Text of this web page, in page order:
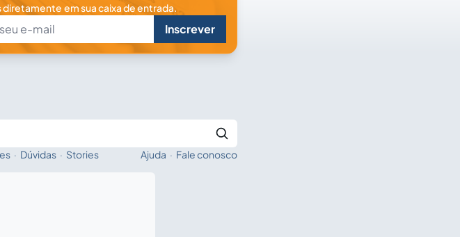
em sua caixa de entrada.
Inscrever
· Dúvidas · Stories Ajuda · Fale conosco